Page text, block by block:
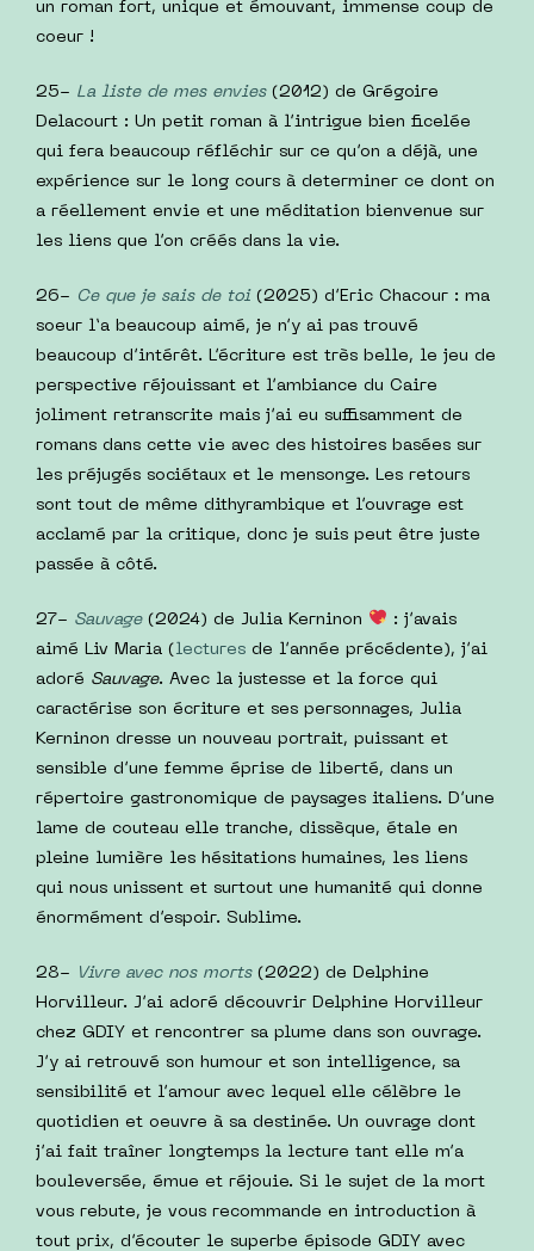
un roman fort, unique et émouvant, immense coup de
coeur !
25- La liste de mes envies(2012) de Grégoire
Delacourt : Un petit roman à l’intrigue bien ficelée
qui fera beaucoup réfléchir sur ce qu’on a déjà, une
expérience sur le long cours à determiner ce dont on
a réellement envie et une méditation bienvenue sur
les liens que l’on créés dans la vie.
26- Ce que je sais de toi (2025) d’Eric Chacour : ma
soeur l‘a beaucoup aimé, je n’y ai pas trouvé
beaucoup d’intérêt. L’écriture est très belle, le jeu de
perspective réjouissant et l’ambiance du Caire
joliment retranscrite mais j’ai eu suffisamment de
romans dans cette vie avec des histoires basées sur
les préjugés sociétaux et le mensonge. Les retours
sont tout de même dithyrambique et l’ouvrage est
acclamé par la critique, donc je suis peut être juste
passée à côté.
27- Sauvage(2024) de Julia Kerninon
: j’avais
aimé Liv Maria (lectures de l’année précédente), j’ai
adoré Sauvage. Avec la justesse et la force qui
caractérise son écriture et ses personnages, Julia
Kerninon dresse un nouveau portrait, puissant et
sensible d’une femme éprise de liberté, dans un
répertoire gastronomique de paysages italiens. D’une
lame de couteau elle tranche, dissèque, étale en
pleine lumière les hésitations humaines, les liens
qui nous unissent et surtout une humanité qui donne
énormément d’espoir. Sublime.
28- Vivre avec nos morts(2022) de Delphine
Horvilleur. J’ai adoré découvrir Delphine Horvilleur
chez GDIY et rencontrer sa plume dans son ouvrage.
J’y ai retrouvé son humour et son intelligence, sa
sensibilité et l’amour avec lequel elle célèbre le
quotidien et oeuvre à sa destinée. Un ouvrage dont
j’ai fait traîner longtemps la lecture tant elle m’a
bouleversée, émue et réjouie. Si le sujet de la mort
vous rebute, je vous recommande en introduction à
tout prix, d’écouter le superbe épisode GDIY avec